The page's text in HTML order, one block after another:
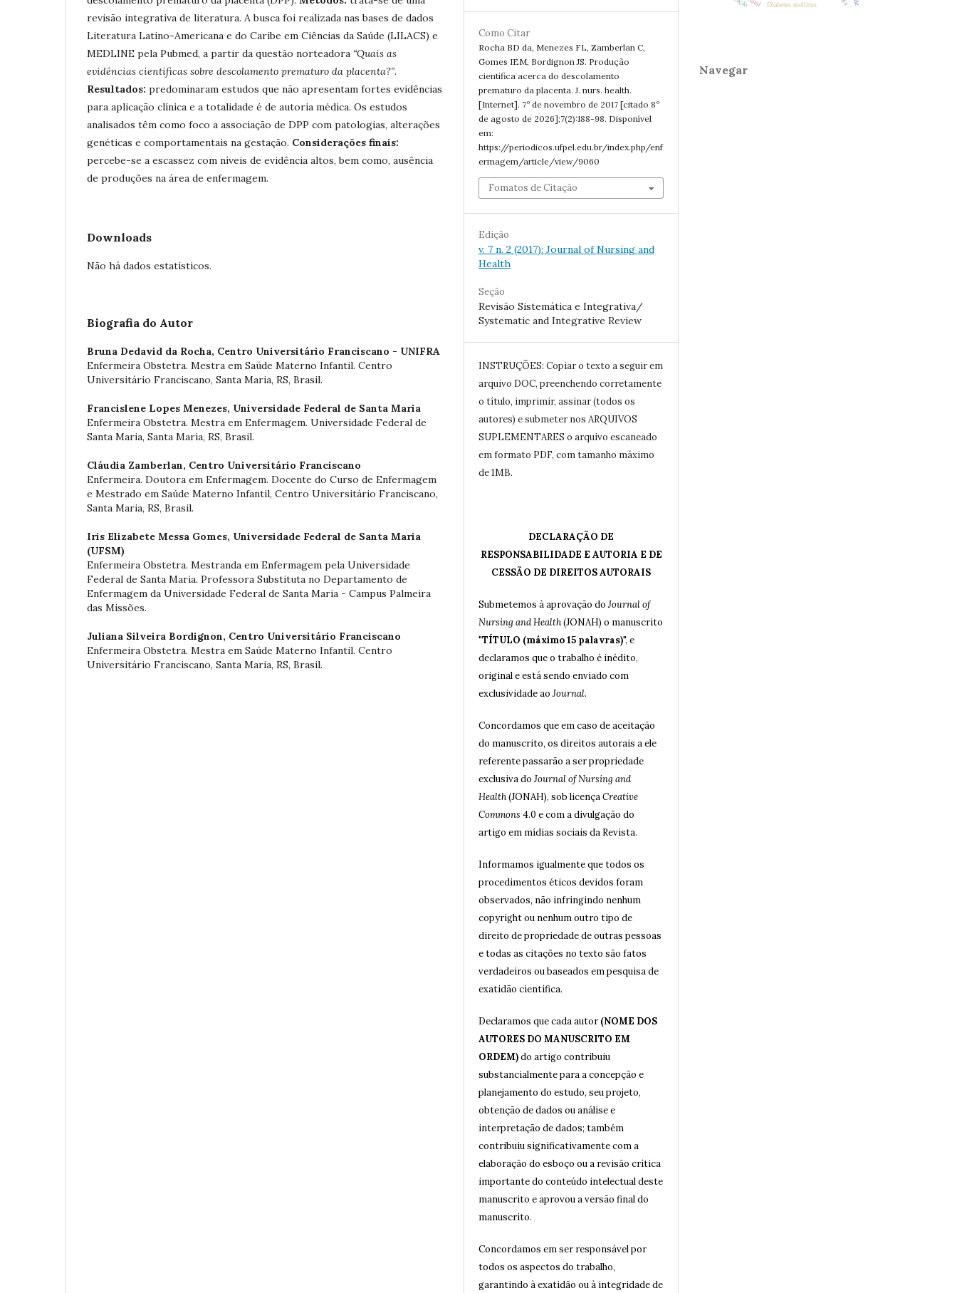
revisão integrativa de literatura. A busca foi realizada nas bases de dados
Literatura Latino-Americana e do Caribe em Ciências da Saúde (LILACS) e
MEDLINE pela Pubmed, a partir da questão norteadora “Quais as
evidências científicas sobre descolamento prematuro da placenta?”.
Resultados: predominaram estudos que não apresentam fortes evidências
para aplicação clínica e a totalidade é de autoria médica. Os estudos
analisados têm como foco a associação de DPP com patologias, alterações
genéticas e comportamentais na gestação. Considerações finais:
percebe-se a escassez com níveis de evidência altos, bem como, ausência
de produções na área de enfermagem.
Downloads
Não há dados estatísticos.
Biografia do Autor
Bruna Dedavid da Rocha, Centro Universitário Franciscano - UNIFRA
Enfermeira Obstetra. Mestra em Saúde Materno Infantil. Centro
Universitário Franciscano, Santa Maria, RS, Brasil.
Francislene Lopes Menezes, Universidade Federal de Santa Maria
Enfermeira Obstetra. Mestra em Enfermagem. Universidade Federal de
Santa Maria, Santa Maria, RS, Brasil.
Cláudia Zamberlan, Centro Universitário Franciscano
Enfermeira. Doutora em Enfermagem. Docente do Curso de Enfermagem
e Mestrado em Saúde Materno Infantil, Centro Universitário Franciscano,
Santa Maria, RS, Brasil.
Iris Elizabete Messa Gomes, Universidade Federal de Santa Maria
(UFSM)
Enfermeira Obstetra. Mestranda em Enfermagem pela Universidade
Federal de Santa Maria. Professora Substituta no Departamento de
Enfermagem da Universidade Federal de Santa Maria - Campus Palmeira
das Missões.
Juliana Silveira Bordignon, Centro Universitário Franciscano
Enfermeira Obstetra. Mestra em Saúde Materno Infantil. Centro
Universitário Franciscano, Santa Maria, RS, Brasil.
Como Citar
Rocha BD da, Menezes FL, Zamberlan C,
Gomes IEM, Bordignon JS. Produção
científica acerca do descolamento
prematuro da placenta. J. nurs. health.
[Internet]. 7º de novembro de 2017 [citado 8º
de agosto de 2026];7(2):188-98. Disponível
em:
https://periodicos.ufpel.edu.br/index.php/enf
ermagem/article/view/9060
Fomatos de Citação
Edição
v. 7 n. 2 (2017): Journal of Nursing and
Health
Seção
Revisão Sistemática e Integrativa/
Systematic and Integrative Review
INSTRUÇÕES: Copiar o texto a seguir em
arquivo DOC, preenchendo corretamente
o título, imprimir, assinar (todos os
autores) e submeter nos ARQUIVOS
SUPLEMENTARES o arquivo escaneado
em formato PDF, com tamanho máximo
de 1MB.
DECLARAÇÃO DE
RESPONSABILIDADE E AUTORIA E DE
CESSÃO DE DIREITOS AUTORAIS
Submetemos à aprovação do Journal of
Nursing and Health(JONAH) o manuscrito
"TÍTULO (máximo 15 palavras)", e
declaramos que o trabalho é inédito,
original e está sendo enviado com
exclusividade ao Journal.
Concordamos que em caso de aceitação
do manuscrito, os direitos autorais a ele
referente passarão a ser propriedade
exclusiva do Journal of Nursing and
Health(JONAH), sob licençaCreative
Commons 4.0 e com a divulgação do
artigo em mídias sociais da Revista.
Informamos igualmente que todos os
procedimentos éticos devidos foram
observados, não infringindo nenhum
copyright ou nenhum outro tipo de
direito de propriedade de outras pessoas
e todas as citações no texto são fatos
verdadeiros ou baseados em pesquisa de
exatidão científica.
Declaramos que cada autor(NOME DOS
AUTORES DO MANUSCRITO EM
ORDEM)do artigo contribuiu
substancialmente para a concepção e
planejamento do estudo, seu projeto,
obtenção de dados ou análise e
interpretação de dados; também
contribuiu significativamente com a
elaboração do esboço ou a revisão crítica
importante do conteúdo intelectual deste
manuscrito e aprovou a versão final do
manuscrito.
Concordamos em ser responsável por
todos os aspectos do trabalho,
garantindo à exatidão ou à integridade de
Diabetes mellitus
Navegar